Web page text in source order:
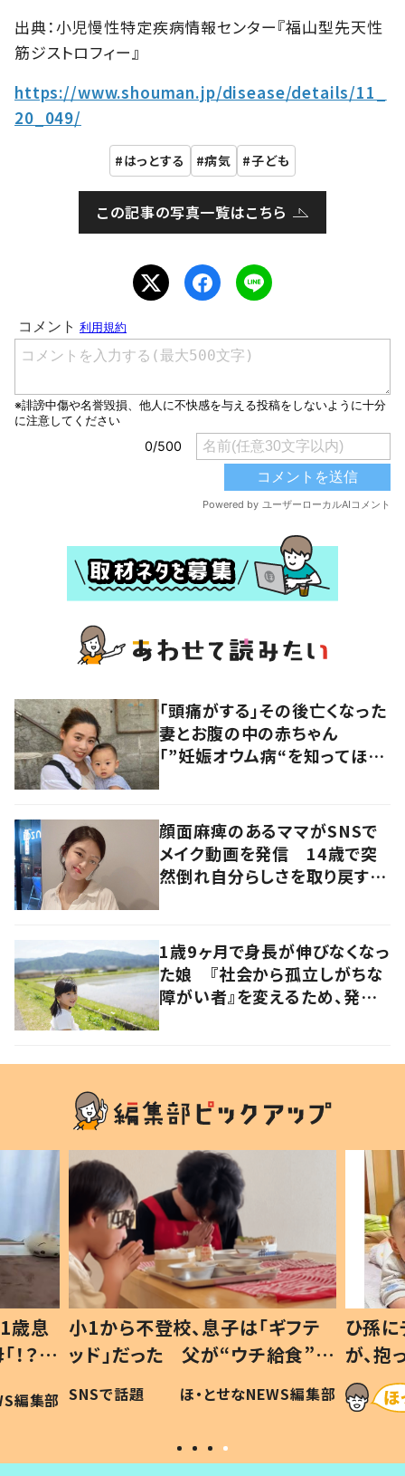
出典：小児慢性特定疾病情報センター『福山型先天性
筋ジストロフィー』
https://www.shouman.jp/disease/details/11_
20_049/
はっとする 病気 子ども
この記事の写真一覧はこちら
「頭痛がする」その後亡くなった
妻とお腹の中の赤ちゃん
「”妊娠オウム病“を知ってほし
顔面麻痺のあるママがSNSで
メイク動画を発信 14歳で突
然倒れ自分らしさを取り戻すま
1歳9ヶ月で身長が伸びなくなっ
た娘 『社会から孤立しがちな
障がい者』を変えるため、発信
フテ
食”を
編集部
ひ孫にデレデレな80歳じいじ
が、抱っこすると…ひ孫の反応に
「涙が出ました」「可愛くて仕方な
い」
ほ・とせなNEWS編集部